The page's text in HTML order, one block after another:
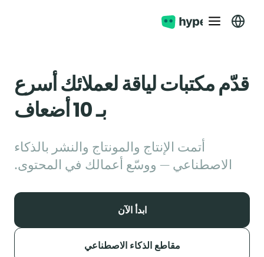
قدّم مكتبات لياقة لعملائك أسرع
بـ 10 أضعاف
أتمت الإنتاج والمونتاج والنشر بالذكاء
الاصطناعي — ووسّع أعمالك في المحتوى.
ابدأ الآن
مقاطع الذكاء الاصطناعي